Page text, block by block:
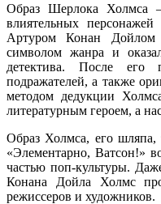
Образ Шерлока Холмса
влиятельных
Артуром Конан
символом жанра и
детектива. После его
подражателей, а также
методом дедукции
литературным героем, а
Образ Холмса, его шляпа,
«Элементарно, Ватсон!»
частью поп-культуры.
Конана Дойла Холмс
режиссеров и художников.